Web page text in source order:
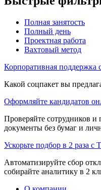
Полная занятость
Полный день
Проектная работа
Вахтовый метод
Корпоративная поддержка
Какой соцпакет вы
Оформляйте кандидатов
Проверяйте сотрудников
документы без бумаг и
Ускорьте подбор в 2 раза с
Автоматизируйте сбор
собирайте аналитику в 2